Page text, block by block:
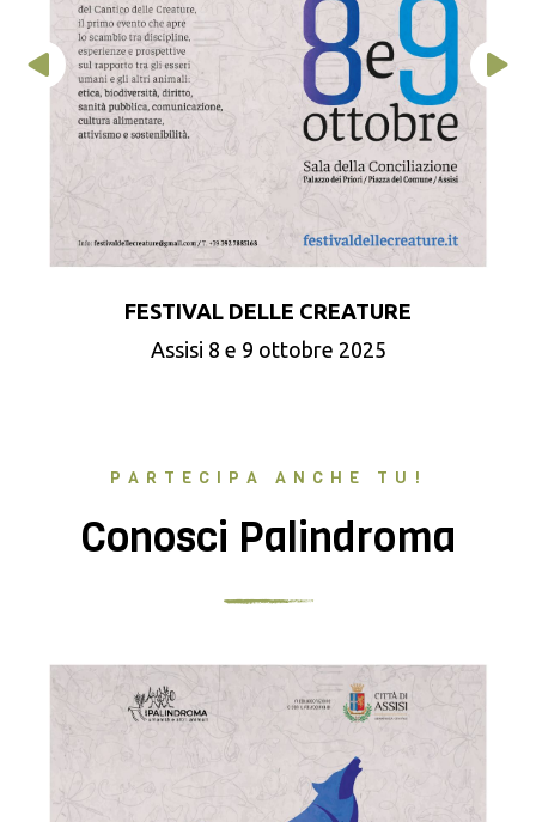
FESTIVAL DELLE CREATURE
Assisi 8 e 9 ottobre 2025
PARTECIPA ANCHE TU!
Conosci Palindroma